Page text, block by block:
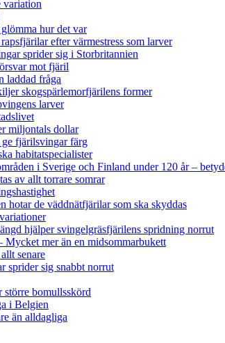
variation
hur det var
efter värmestress som larver
sprider sig i Storbritannien
mot fjäril
laddad fråga
skogspärlemorfjärilens former
larver
miljontals dollar
fjärilsvingar färg
habitatspecialister
i Sverige och Finland under 120 år–
av allt torrare somrar
hotar de väddnätfjärilar som ska skyddas
hjälper svingelgräsfjärilens spridning norrut
Mycket mer än en midsommarbukett
senare
sprider sig snabbt norrut
större bomullsskörd
i Belgien
än alldagliga